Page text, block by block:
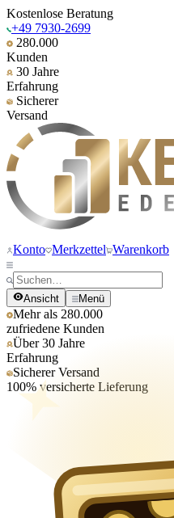
Kostenlose Beratung
+49 7930-2699
280.000
Kunden
30 Jahre
Erfahrung
Sicherer
Versand
Konto Merkzettel Warenkorb
Ansicht Menü
Mehr als 280.000
zufriedene Kunden
Über 30 Jahre
Erfahrung
Sicherer Versand
100% versicherte Lieferung